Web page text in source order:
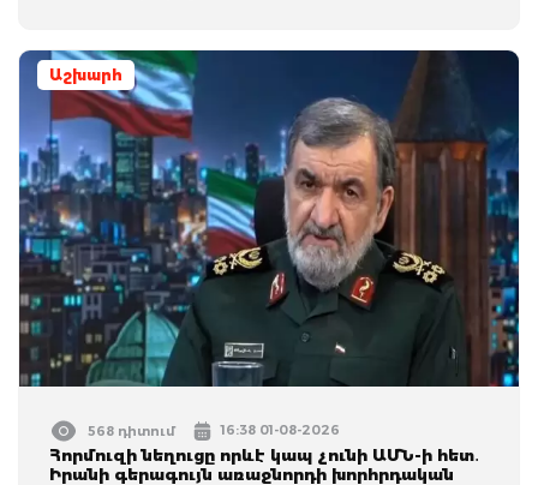
Աշխարհ
568 դիտում 16:38 01-08-2026
Հորմուզի նեղուցը որևէ կապ չունի ԱՄՆ-ի հետ․
Իրանի գերագույն առաջնորդի խորհրդական